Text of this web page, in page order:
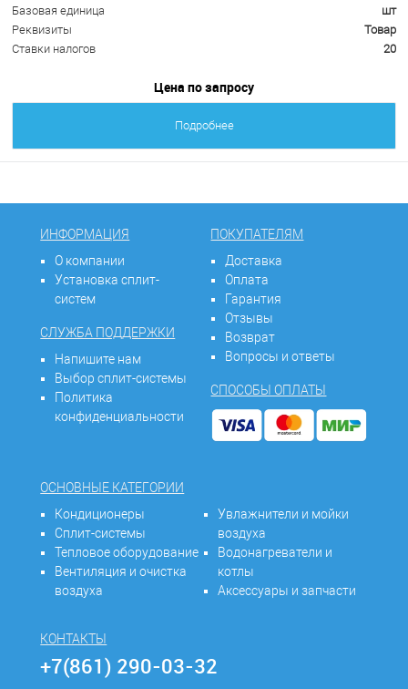
Базовая единица
шт
Реквизиты
Товар
Ставки налогов
20
Цена по запросу
Подробнее
ИНФОРМАЦИЯ
О компании
Установка сплит-
систем
СЛУЖБА ПОДДЕРЖКИ
Напишите нам
Выбор сплит-системы
Политика
конфиденциальности
ПОКУПАТЕЛЯМ
Доставка
Оплата
Гарантия
Отзывы
Возврат
Вопросы и ответы
СПОСОБЫ ОПЛАТЫ
ОСНОВНЫЕ КАТЕГОРИИ
Кондиционеры
Сплит-системы
Тепловое оборудование
Вентиляция и очистка
воздуха
Увлажнители и мойки
воздуха
Водонагреватели и
котлы
Аксессуары и запчасти
КОНТАКТЫ
+7(861) 290-03-32